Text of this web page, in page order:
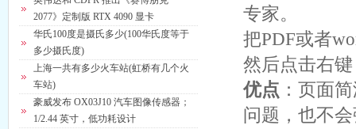
2077》定制版 RTX 4090 显卡
华氏100度是摄氏多少(100华氏度等于
多少摄氏度)
上海一共有多少火车站(虹桥有几个火
车站)
豪威发布 OX03J10 汽车图像传感器；
1/2.44 英寸，低功耗设计
专家。
把PDF或者
然后点击右
优点 ：页面
问题，也不